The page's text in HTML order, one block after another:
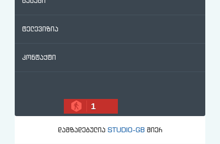
ტელევიზია
კონტაქტი
1
დამზადებულია STUDIO-GB მიერ